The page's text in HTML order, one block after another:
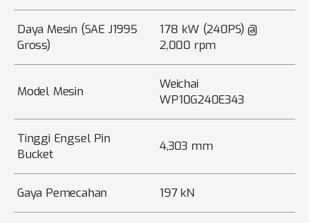
Daya Mesin (SAE J1995
Gross)
178 kW (240PS) @
2,000 rpm
Model Mesin
Weichai
WP10G240E343
Tinggi Engsel Pin
Bucket
4,303 mm
Gaya Pemecahan 197 kN